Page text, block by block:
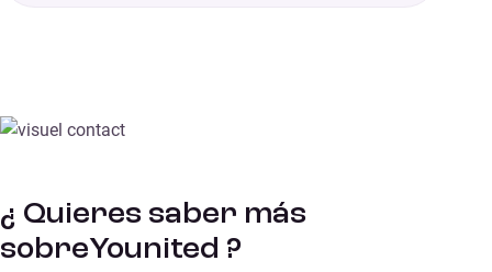
¿ Quieres saber más
sobreYounited ?